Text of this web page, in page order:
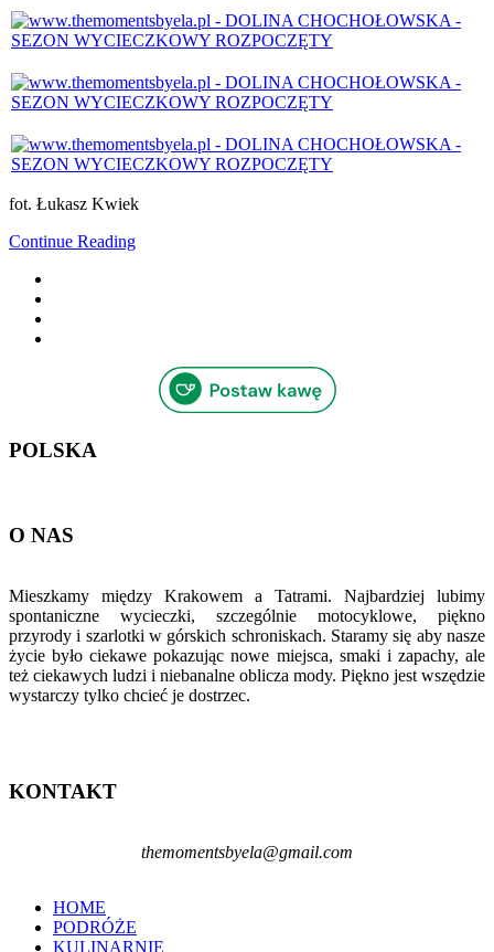
fot. Łukasz Kwiek
Continue Reading
POLSKA
O NAS
Mieszkamy między Krakowem a Tatrami. Najbardziej lubimy
spontaniczne wycieczki, szczególnie motocyklowe, piękno
przyrody i szarlotki w górskich schroniskach. Staramy się aby nasze
życie było ciekawe pokazując nowe miejsca, smaki i zapachy, ale
też ciekawych ludzi i niebanalne oblicza mody. Piękno jest wszędzie
wystarczy tylko chcieć je dostrzec.
KONTAKT
themomentsbyela@gmail.com
HOME
PODRÓŻE
KULINARNIE